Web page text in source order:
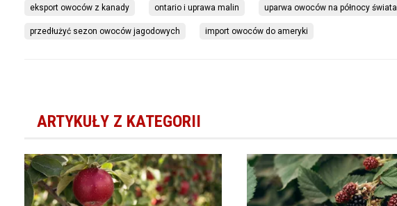
eksport owoców z kanady ontario i uprawa malin uparwa owoców na północy świata
przedłużyć sezon owoców jagodowych import owoców do ameryki
ARTYKUŁY Z KATEGORII